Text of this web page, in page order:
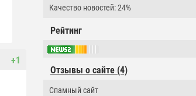
Качество новостей: 24%
Рейтинг
Отзывы о сайте (4)
Спамный сайт
+1